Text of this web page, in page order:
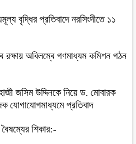
বৃদ্ধির প্রতিবাদে নরসিংদীতে ১১
রক্ষায় অবিলম্বে গণমাধ্যম কমিশন গঠন
জসিম উদ্দিনকে নিয়ে ড. মোবারক
যোগাযোগমাধ্যমে প্রতিবাদ
শিকার:-